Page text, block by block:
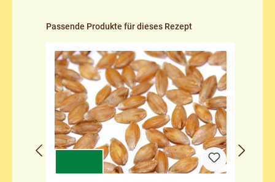
Produktgalerie überspringen
Passende Produkte für dieses Rezept